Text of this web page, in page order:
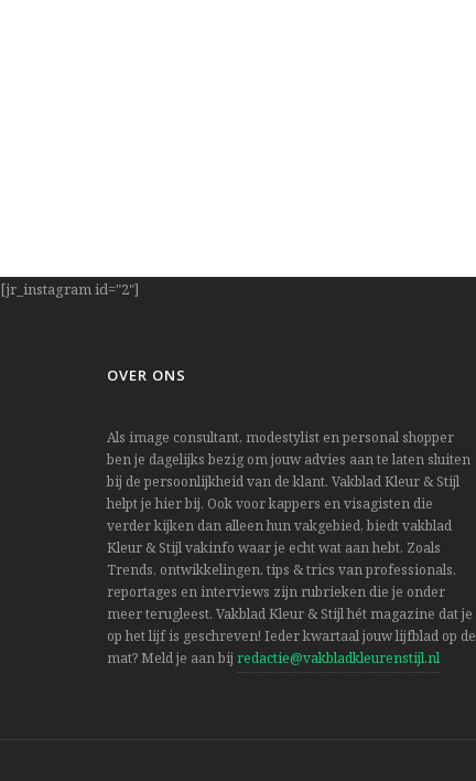
[jr_instagram id="2"]
OVER ONS
Als image consultant, modestylist en personal shopper
ben je dagelijks bezig om jouw advies aan te laten sluiten
bij de persoonlijkheid van de klant. Vakblad Kleur & Stijl
helpt je hier bij. Ook voor kappers en visagisten die
verder kijken dan alleen hun vakgebied, biedt vakblad
Kleur & Stijl vakinfo waar je echt wat aan hebt. Zoals
Trends, ontwikkelingen, tips & trics van professionals,
reportages en interviews zijn rubrieken die je onder
meer terugleest. Vakblad Kleur & Stijl hét magazine dat je
op het lijf is geschreven! Ieder kwartaal jouw lijfblad op de
mat? Meld je aan bij redactie@vakbladkleurenstijl.nl